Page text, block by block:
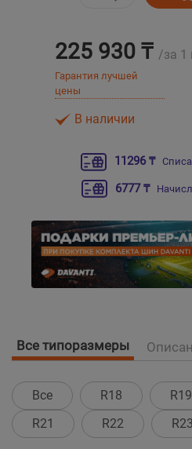
225 930 ₸ /за 1
Гарантия лучшей
цены
В наличии
11296 ₸
6777 ₸
Все типоразмеры
Все R18 R19
R21
R22 R23
Усть-Каменогорск
Шымкент
Экибастуз